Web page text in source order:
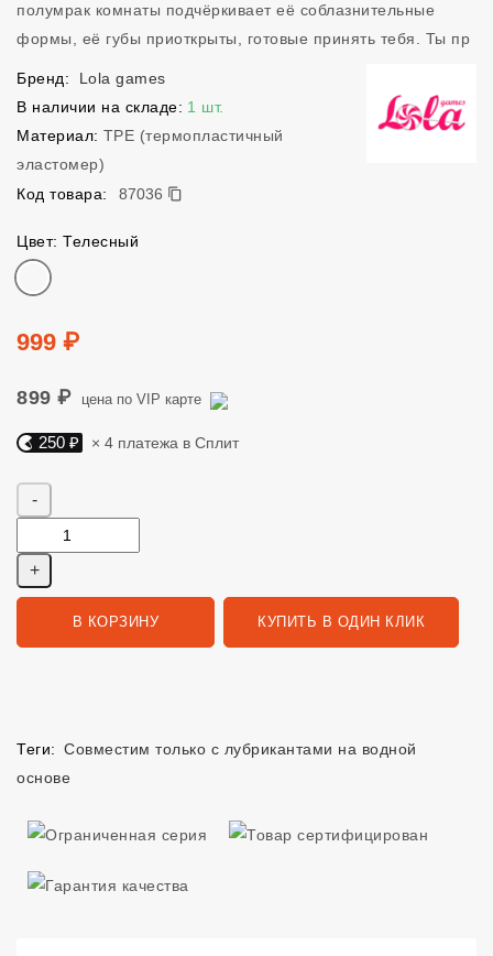
полумрак комнаты подчёркивает её соблазнительные
формы, её губы приоткрыты, готовые принять тебя. Ты пр
Бренд:
Lola games
В наличии на складе: 1 шт.
Материал: TPE (термопластичный
эластомер)
Код товара:
87036
87036
Цвет: Телесный
Цвет
Цена
999 ₽
899 ₽ цена по VIP карте
Яндекс Сплит. 250 руб, 4 платежа в Сплит
250 ₽ × 4 платежа в Сплит
В КОРЗИНУ КУПИТЬ В ОДИН КЛИК
Теги: Совместим только с лубрикантами на водной
основе